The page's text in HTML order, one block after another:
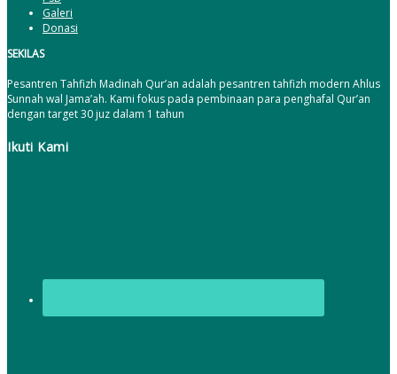
Galeri
Donasi
SEKILAS
Pesantren Tahfizh Madinah Qur’an adalah pesantren tahfizh modern Ahlus
Sunnah wal Jama’ah. Kami fokus pada pembinaan para penghafal Qur’an
dengan target 30 juz dalam 1 tahun
Ikuti Kami